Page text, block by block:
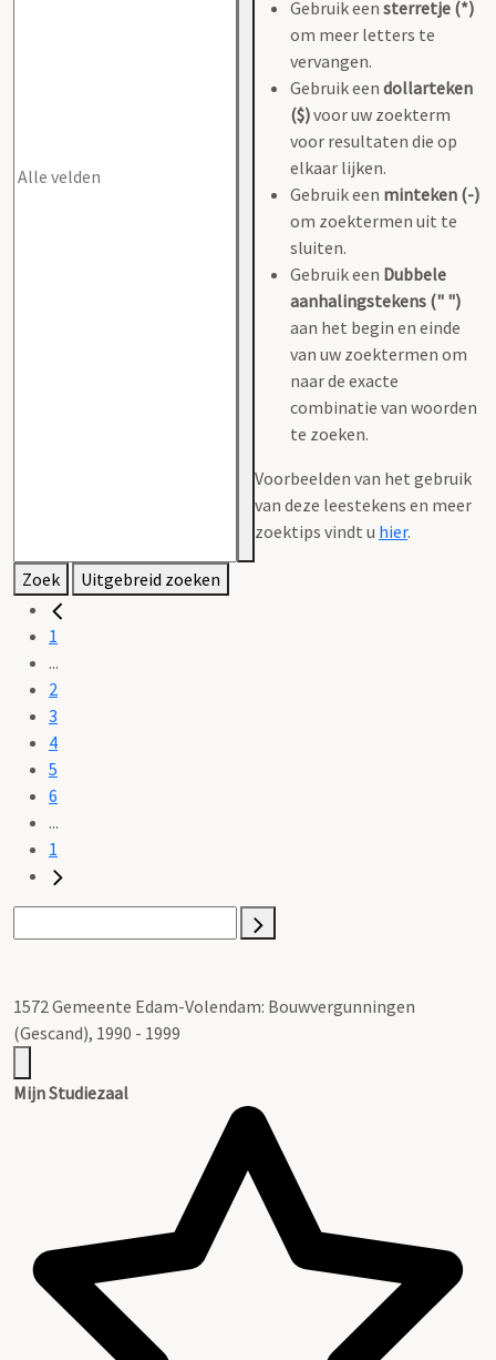
Gebruik een sterretje (*)
om meer letters te
vervangen.
Gebruik een dollarteken
($)voor uw zoekterm
voor resultaten die op
elkaar lijken.
Gebruik een minteken (-)
om zoektermen uit te
sluiten.
Gebruik een Dubbele
aanhalingstekens (" ")
aan het begin en einde
van uw zoektermen om
naar de exacte
combinatie van woorden
te zoeken.
Voorbeelden van het gebruik
van deze leestekens en meer
zoektips vindt u hier.
Zoek Uitgebreid zoeken
1
...
2
3
4
5
6
...
1
1572 Gemeente Edam-Volendam: Bouwvergunningen
(Gescand), 1990 - 1999
Mijn Studiezaal